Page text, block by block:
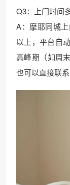
Q3：上门时间
A：摩耶同城
以上，平台自
高峰期（如周
也可以直接联系